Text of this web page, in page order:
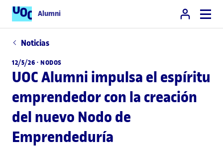
Alumni
Noticias
12/5/26 · NODOS
UOC Alumni impulsa el espíritu
emprendedor con la creación
del nuevo Nodo de
Emprendeduría